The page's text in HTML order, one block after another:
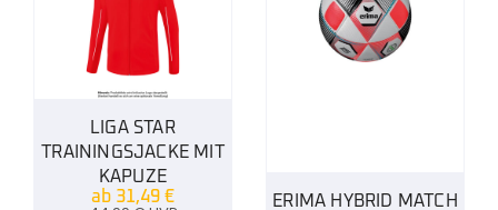
LIGA STAR
TRAININGSJACKE MIT
KAPUZE
ab 31,49 €
ERIMA HYBRID MATCH